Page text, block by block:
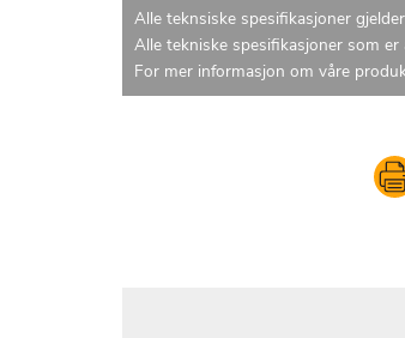
Alle teknsiske spesifikasjoner
Alle tekniske spesifikasjoner som
For mer informasjon om våre